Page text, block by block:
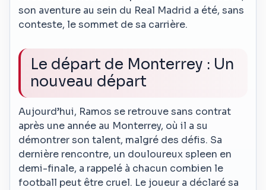
son aventure au sein du Real Madrid a été, sans
conteste, le sommet de sa carrière.
Le départ de Monterrey : Un
nouveau départ
Aujourd’hui, Ramos se retrouve sans contrat
après une année au Monterrey, où il a su
démontrer son talent, malgré des défis. Sa
dernière rencontre, un douloureux spleen en
demi-finale, a rappelé à chacun combien le
football peut être cruel. Le joueur a déclaré sa